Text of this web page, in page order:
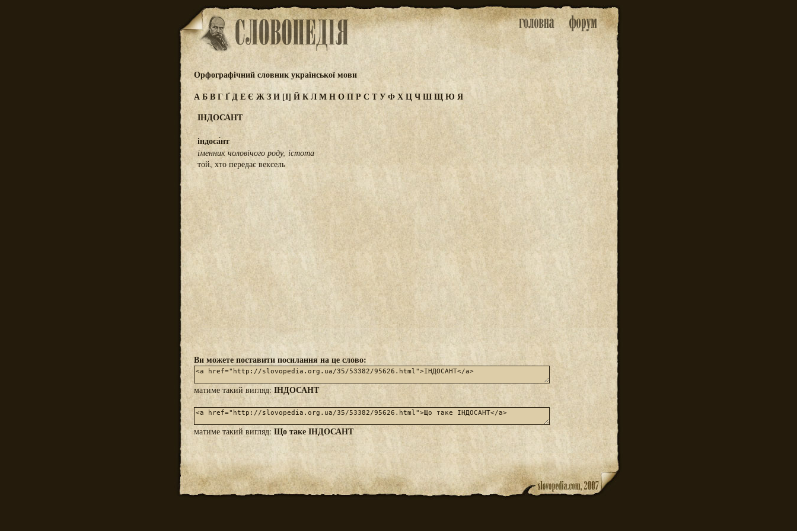
Орфографічний словник української мови
АБВГҐДЕЄ ЖЗИ [І] ЙКЛМНОПРС ТУФХЦЧШЩЮ Я
ІНДОСАНТ
індоса́нт
іменник чоловічого роду, істота
той, хто передає вексель
Ви можете поставити посилання на це слово:
матиме такий вигляд: ІНДОСАНТ
матиме такий вигляд:Що таке ІНДОСАНТ